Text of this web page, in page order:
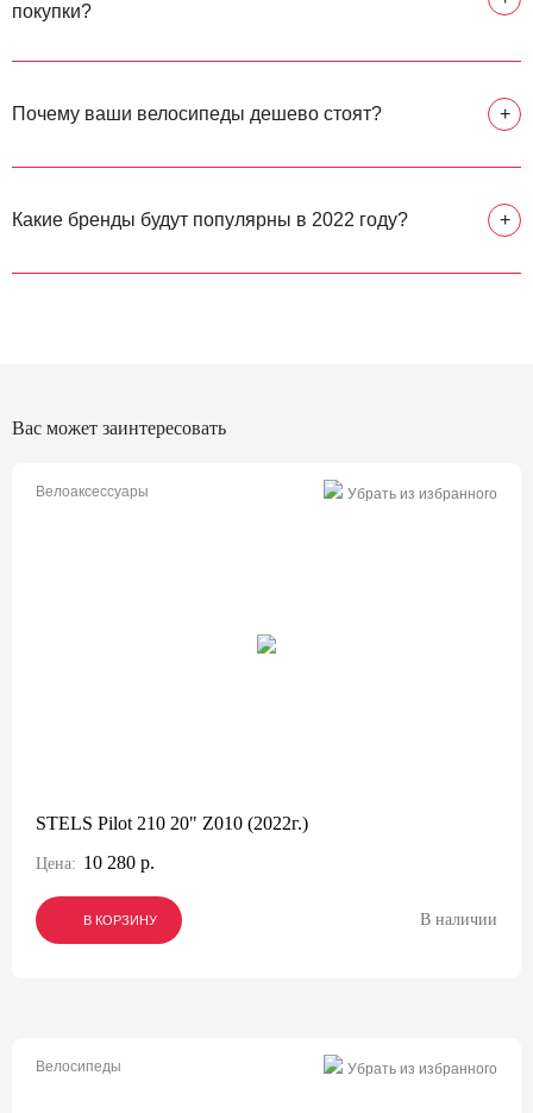
покупки?
Почему ваши велосипеды дешево стоят? +
Какие бренды будут популярны в 2022 году? +
Вас может заинтересовать
Велоаксессуары Убрать из избранного
STELS Pilot 210 20" Z010 (2022г.)
Цена: 10 280 р.
В КОРЗИНУ
В КОРЗИНУ
В КОРЗИНУ В наличии
Велосипеды Убрать из избранного